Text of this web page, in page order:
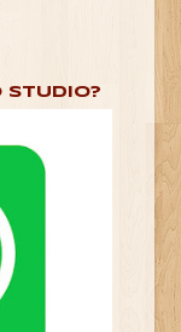
STUDIO?